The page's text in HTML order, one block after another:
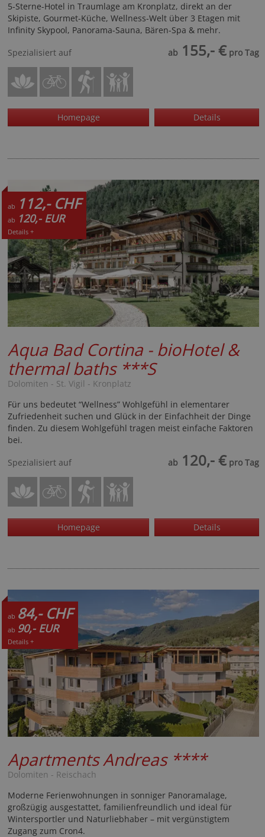
5-Sterne-Hotel in Traumlage am Kronplatz, direkt an der
Skipiste, Gourmet-Küche, Wellness-Welt über 3 Etagen mit
Infinity Skypool, Panorama-Sauna, Bären-Spa & mehr.
Spezialisiert auf
ab 155,- € pro Tag
Homepage Details
ab 112,- CHF
ab 120,- EUR
Details +
Aqua Bad Cortina - bioHotel &
thermal baths ***S
Dolomiten - St. Vigil - Kronplatz
Für uns bedeutet “Wellness” Wohlgefühl in elementarer
Zufriedenheit suchen und Glück in der Einfachheit der Dinge
finden. Zu diesem Wohlgefühl tragen meist einfache Faktoren
bei.
Spezialisiert auf
ab 120,- € pro Tag
Homepage Details
ab 84,- CHF
ab 90,- EUR
Details +
Apartments Andreas ****
Dolomiten - Reischach
Moderne Ferienwohnungen in sonniger Panoramalage,
großzügig ausgestattet, familienfreundlich und ideal für
Wintersportler und Naturliebhaber – mit vergünstigtem
Zugang zum Cron4.